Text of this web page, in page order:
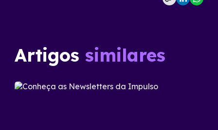
Artigos similares